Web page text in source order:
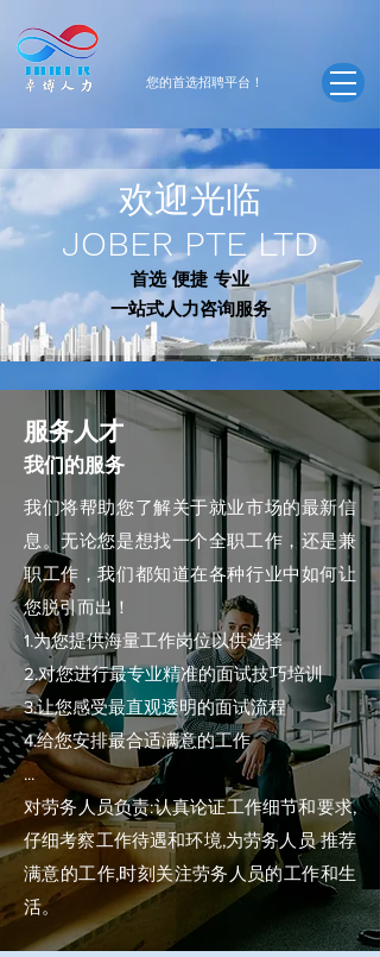
​您的首选招聘平台！
欢迎光临
JOBER PTE LTD
首选 便捷 专业
一站式人力咨询服务
服务人才
我们的服务
我们将帮助您了解关于就业市场的最新信
息。无论您是想找一个全职工作，还是兼
职工作，我们都知道在各种行业中如何让
您脱引而出！
1.为您提供海量工作岗位以供选择
2.对您进行最专业精准的面试技巧培训
3.让您感受最直观透明的面试流程
4.给您安排最合适满意的工作
...
对劳务人员负责:认真论证工作细节和要求,
仔细考察工作待遇和环境,为劳务人员 推荐
满意的工作,时刻关注劳务人员的工作和生
活。